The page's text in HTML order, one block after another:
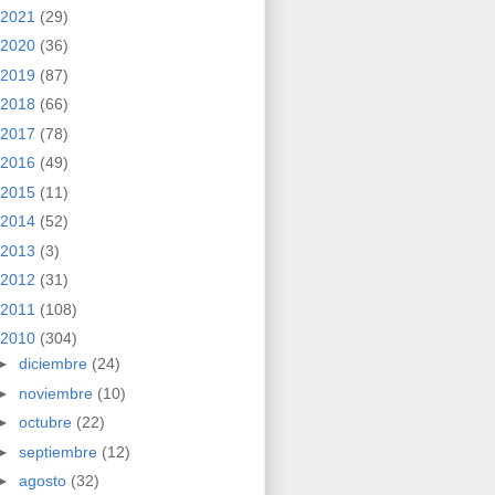
2021 (29)
2020 (36)
2019 (87)
2018 (66)
2017 (78)
2016 (49)
2015 (11)
2014 (52)
2013 (3)
2012 (31)
2011 (108)
2010 (304)
diciembre (24)
noviembre (10)
octubre (22)
septiembre (12)
agosto (32)